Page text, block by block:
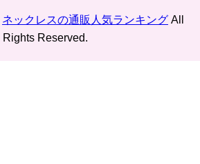
ネックレスの通販人気ランキング All
Rights Reserved.